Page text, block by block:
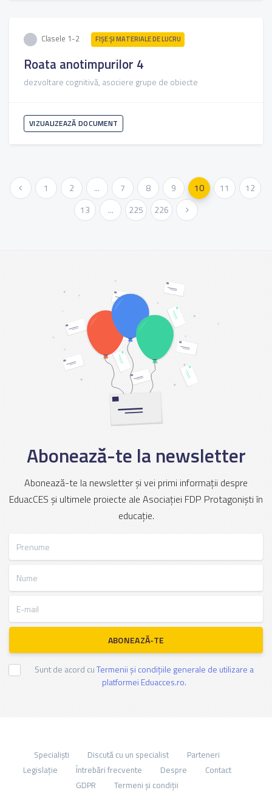
Clasele 1-2 FIŞE ŞI MATERIALE DE LUCRU
Roata anotimpurilor 4
dezvoltare cognitivă, asociere grupe de obiecte
VIZUALIZEAZĂ DOCUMENT
« Anterioara1 2 ... 7 8 9 10 11
12
13
... 225 226Urmatoarea »
Abonează-te la newsletter
Abonează-te la newsletter și vei primi informații despre
EduacCES și ultimele proiecte ale Asociației FDP Protagoniști în
educație.
ABONEAZĂ-TE
Sunt de acord cuTermenii și condițiile generale de utilizare a
platformei Eduacces.ro.
Specialiști Discută cu un specialist
Parteneri
Legislație
Întrebări frecvente Despre
Contact
GDPR
Termeni și condiții